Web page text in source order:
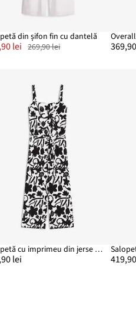
din șifon fin cu dantelă
lei 269,90 lei
Salopetă cu imprimeu din jerse texturat
lei